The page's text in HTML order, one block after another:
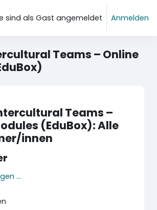
sind als Gast angemeldet Anmelden
Teams – Online
Teams –
(EduBox): Alle
innen
...